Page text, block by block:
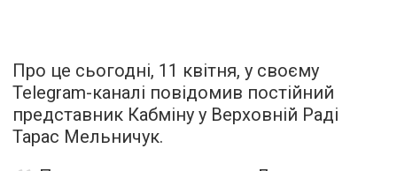
Про це сьогодні, 11 квітня, у своєму
Telegram-каналі повідомив постійний
представник Кабміну у Верховній Раді
Тарас Мельничук.